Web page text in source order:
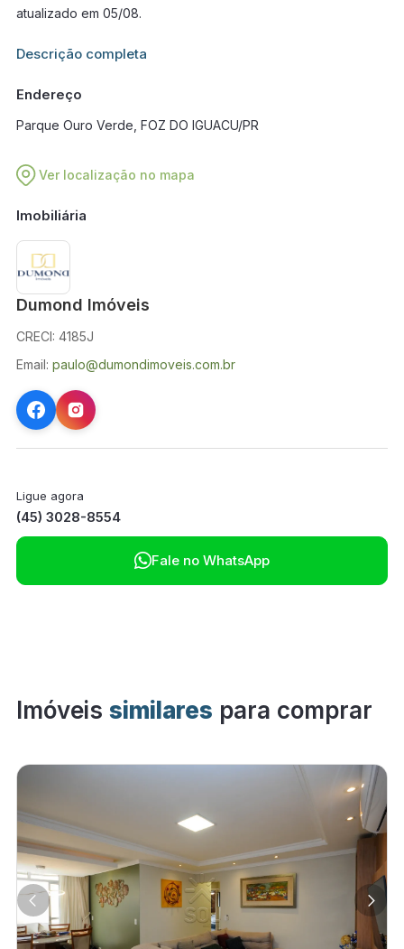
atualizado em 05/08.
Informações adicionais sobre este imóvel estarão disponíveis
Descrição completa
Endereço
Parque Ouro Verde, FOZ DO IGUACU/PR
Ver localização no mapa
Imobiliária
Dumond Imóveis
CRECI: 4185J
Email: paulo@dumondimoveis.com.br
Ligue agora
(45) 3028-8554
Fale no WhatsApp
Imóveis similares para comprar